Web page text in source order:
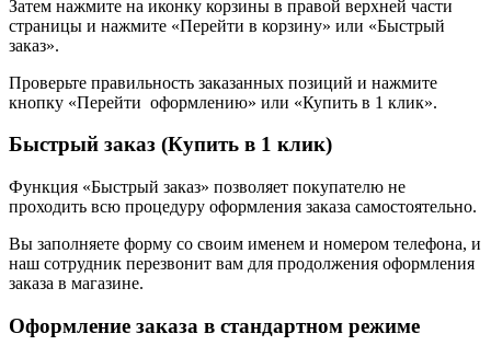
Затем нажмите на иконку корзины в правой верхней части
страницы и нажмите «Перейти в корзину» или «Быстрый
заказ».
Проверьте правильность заказанных позиций и нажмите
кнопку «Перейти оформлению» или «Купить в 1 клик».
Быстрый заказ (Купить в 1 клик)
Функция «Быстрый заказ» позволяет покупателю не
проходить всю процедуру оформления заказа самостоятельно.
Вы заполняете форму со своим именем и номером телефона, и
наш сотрудник перезвонит вам для продолжения оформления
заказа в магазине.
Оформление заказа в стандартном режиме